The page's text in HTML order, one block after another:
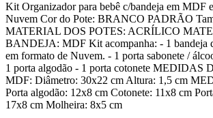
Kit Organizador para bebê c/bandeja em MDF
Nuvem Cor do Pote: BRANCO PADRÃO
MATERIAL DOS POTES: ACRÍLICO
BANDEJA: MDF Kit acompanha: - 1 bandeja
em formato de Nuvem. - 1 porta sabonete /
1 porta algodão - 1 porta cotonete MEDIDAS
MDF: Diâmetro: 30x22 cm Altura: 1,5 cm
Porta algodão: 12x8 cm Cotonete: 11x8 cm
17x8 cm Molheira: 8x5 cm